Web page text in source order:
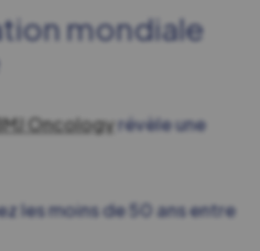
mondiale
Oncologyrévèle une
les moins de 50 ans entre